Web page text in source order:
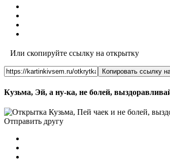
Или скопируйте ссылку на открытку
Копировать ссылку
Кузьма, Эй, а ну-ка, не болей,
Отправить другу